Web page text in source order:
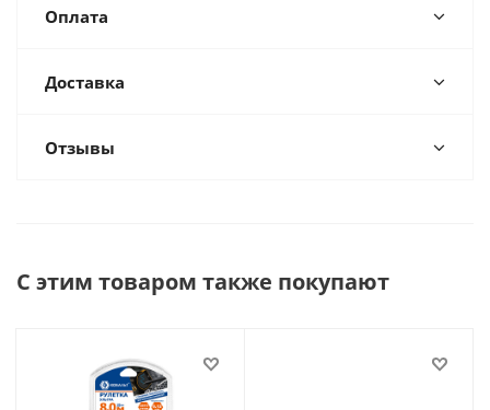
Оплата
Доставка
Отзывы
С этим товаром также покупают